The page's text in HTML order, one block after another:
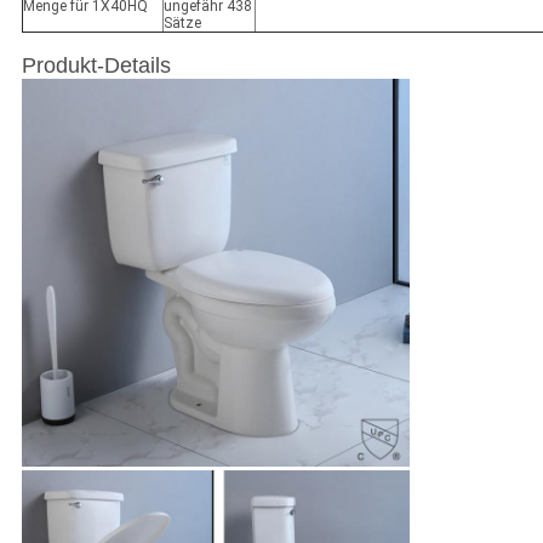
Menge für 1X40HQ
ungefähr 438
Sätze
Produkt-Details